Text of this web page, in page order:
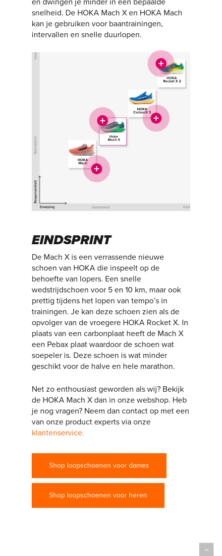
snelheid. De HOKA Mach X en HOKA Mach
kan je gebruiken voor baantrainingen,
intervallen en snelle duurlopen.
EINDSPRINT
De Mach X is een verrassende nieuwe
schoen van HOKA die inspeelt op de
behoefte van lopers. Een snelle
wedstrijdschoen voor 5 en 10 km, maar ook
prettig tijdens het lopen van tempo’s in
trainingen. Je kan deze schoen zien als de
opvolger van de vroegere HOKA Rocket X. In
plaats van een carbonplaat heeft de Mach X
een Pebax plaat waardoor de schoen wat
soepeler is. Deze schoen is wat minder
geschikt voor de halve en hele marathon.
Net zo enthousiast geworden als wij? Bekijk
de HOKA Mach X dan in onze webshop. Heb
je nog vragen? Neem dan contact op met een
van onze product experts via onze
klantenservice.
Shop loopschoenen voor dames
Shop loopschoenen voor heren